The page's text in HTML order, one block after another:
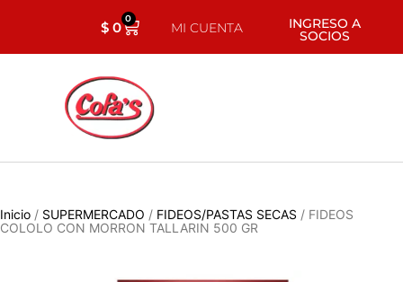
$0 0
MI CUENTA INGRESO A
SOCIOS
Inicio / SUPERMERCADO / FIDEOS/PASTAS SECAS / FIDEOS
COLOLO CON MORRON TALLARIN 500 GR